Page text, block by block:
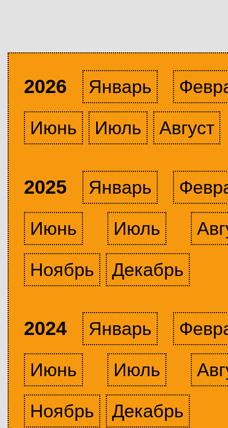
2026 Январь
Июнь
Июль Август
2025 Январь
Июнь
Июль
Ноябрь
Декабрь
2024 Январь
Июнь
Июль
Ноябрь
Декабрь